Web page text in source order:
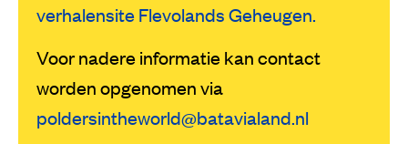
verhalensite Flevolands Geheugen.
Voor nadere informatie kan contact
worden opgenomen via
poldersintheworld@batavialand.nl